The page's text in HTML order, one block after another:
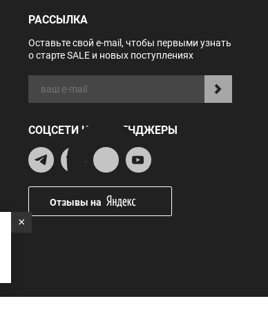
РАССЫЛКА
Оставьте свой e-mail, чтобы первыми узнать
о старте SALE и новых поступлениях
СОЦСЕТИ И МЕССЕНДЖЕРЫ
Отзывы на
×